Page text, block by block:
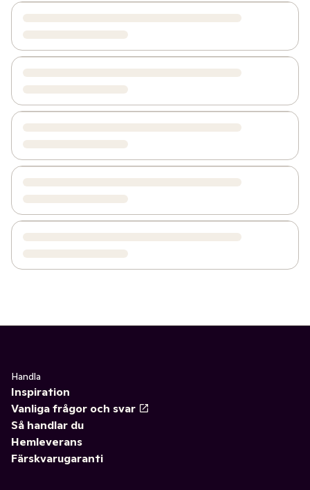
Handla
Inspiration
Vanliga frågor och svar
Så handlar du
Hemleverans
Färskvarugaranti